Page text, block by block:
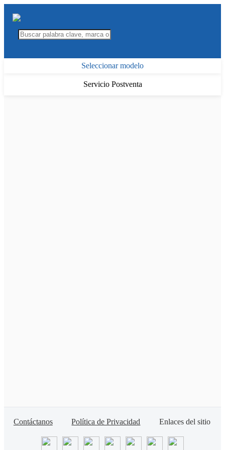
Seleccionar modelo
Servicio Postventa
Contáctanos Política de Privacidad Enlaces del sitio